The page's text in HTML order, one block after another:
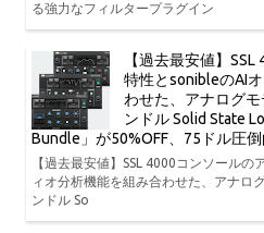
る強力なフィルタープラグイン
【過去最安値】
特性とsonibleのAI
わせた、アナログ
ンドル Solid State
Bundle」が50%OFF、75ドル圧倒
【過去最安値】SSL 4000コンソール
ィオ分析機能を組み合わせた、アナロ
ンドル So